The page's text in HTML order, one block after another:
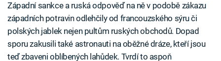
Západní sankce a ruská odpověď na ně v podobě zákazu
západních potravin odlehčily od francouzského sýru či
polských jablek nejen pultům ruských obchodů. Dopad
sporu zakusili také astronauti na oběžné dráze, kteří jsou
teď zbaveni oblíbených lahůdek. Tvrdí to aspoň